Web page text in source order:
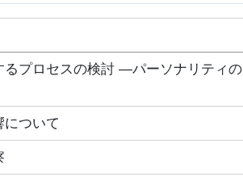
るプロセスの検討 ―パーソナリティの
ついて